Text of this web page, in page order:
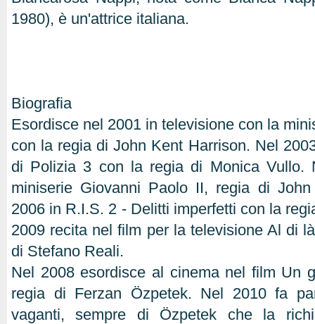
1980), è un'attrice italiana.
Biografia
Esordisce nel 2001 in televisione con la
con la regia di John Kent Harrison. Nel
di Polizia 3 con la regia di Monica Vullo.
miniserie Giovanni Paolo II, regia di
2006 in R.I.S. 2 - Delitti imperfetti con la
2009 recita nel film per la televisione Al di
di Stefano Reali.
Nel 2008 esordisce al cinema nel film Un
regia di Ferzan Özpetek. Nel 2010 fa
vaganti, sempre di Özpetek che la